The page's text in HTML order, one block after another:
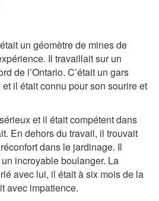
un géomètre de mines de
Il travaillait sur un
de l’Ontario. C’était un gars
il était connu pour son sourire et
et il était compétent dans
En dehors du travail, il trouvait
dans le jardinage. Il
incroyable boulanger. La
avec lui, il était à six mois de la
avec impatience.